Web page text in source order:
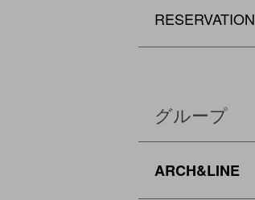
RESERVATION
グループ
ARCH&LINE